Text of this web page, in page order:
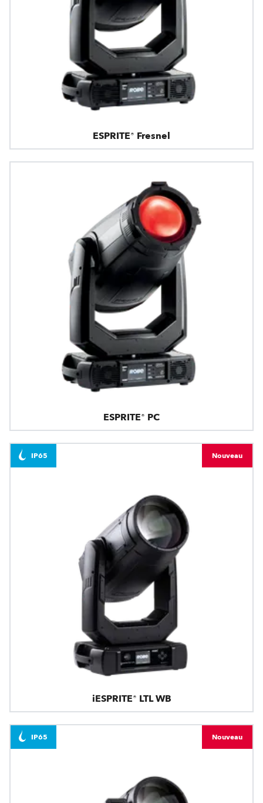
ESPRITE® Fresnel
ESPRITE® PC
iESPRITE® LTL WB
IP65 Nouveau
IP65 Nouveau